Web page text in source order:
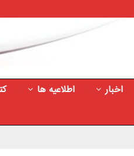
اخبار اطلاعیه ها